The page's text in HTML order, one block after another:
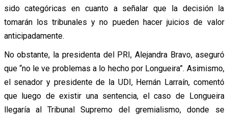
sido categóricas en cuanto a señalar que la decisión la
tomarán los tribunales y no pueden hacer juicios de valor
anticipadamente.
No obstante, la presidenta del PRI, Alejandra Bravo, aseguró
que “no le ve problemas a lo hecho por Longueira”. Asimismo,
el senador y presidente de la UDI, Hernán Larraín, comentó
que luego de existir una sentencia, el caso de Longueira
llegaría al Tribunal Supremo del gremialismo, donde se